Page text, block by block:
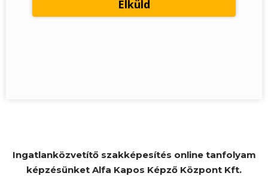
Ingatlanközvetítő szakképesítés online tanfolyam
képzésünket Alfa Kapos Képző Központ Kft.